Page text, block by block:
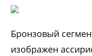
Бронзовый
изображен